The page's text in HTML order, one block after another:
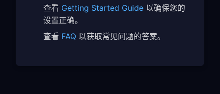
查看 Getting Started Guide 以确保您的
设置正确。
查看 FAQ 以获取常见问题的答案。